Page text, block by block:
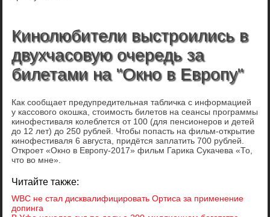
Кинолюбители выстроились в
двухчасовую очередь за
билетами на "Окно в Европу"
Как сообщает предупредительная табличка с информацией
у кассового окошка, стоимость билетов на сеансы программы
кинофестиваля колеблется от 100 (для пенсионеров и детей
до 12 лет) до 250 рублей. Чтобы попасть на фильм-открытие
кинофестиваля 6 августа, придётся заплатить 700 рублей.
Откроет «Окно в Европу-2017» фильм Гарика Сукачева «То,
что во мне».
Читайте также:
WBС не стал дисквалифицировать Ортиса за применение
допинга